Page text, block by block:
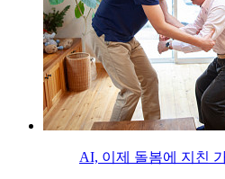
AI, 이제 돌봄에 지친